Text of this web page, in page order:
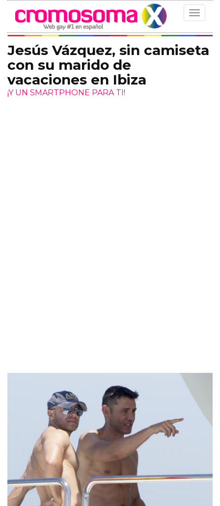
Toggle
Jesús Vázquez, sin camiseta
con su marido de
vacaciones en Ibiza
¡Y UN SMARTPHONE PARA TI!